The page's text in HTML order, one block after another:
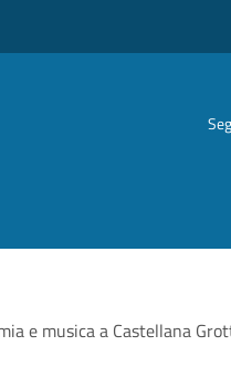
e musica a Castellana